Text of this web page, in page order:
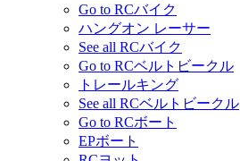
Go to RCバイク
ハングオン レーサー
See all RCバイク
Go to RCベルトビークル
トレールキング
See all RCベルトビークル
Go to RCボート
EPボート